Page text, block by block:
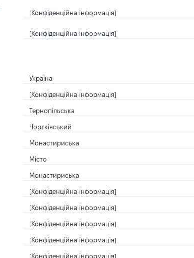
[Конфіденційна інформація]
[Конфіденційна інформація]
Україна
[Конфіденційна інформація]
Тернопільська
Чортківський
Монастириська
Місто
Монастириська
[Конфіденційна інформація]
[Конфіденційна інформація]
[Конфіденційна інформація]
[Конфіденційна інформація]
[Конфіденційна інформація]